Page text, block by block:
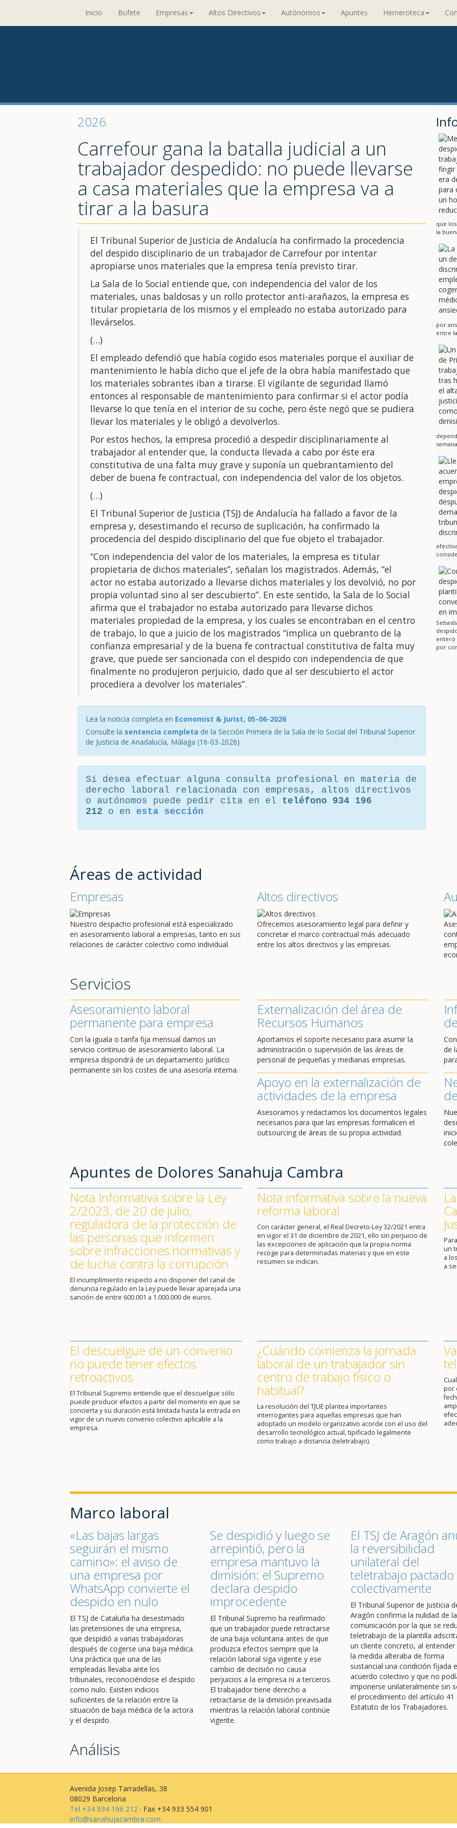
Inicio Bufete Empresas Altos Directivos Autónomos Apuntes Hemeroteca
2026
Carrefour gana la batalla judicial a un
trabajador despedido: no puede llevarse
a casa materiales que la empresa va a
tirar a la basura
El Tribunal Superior de Justicia de Andalucía ha confirmado la procedencia
del despido disciplinario de un trabajador de Carrefour por intentar
apropiarse unos materiales que la empresa tenía previsto tirar.
La Sala de lo Social entiende que, con independencia del valor de los
materiales, unas baldosas y un rollo protector anti-arañazos, la empresa es
titular propietaria de los mismos y el empleado no estaba autorizado para
llevárselos.
(…)
El empleado defendió que había cogido esos materiales porque el auxiliar de
mantenimiento le había dicho que el jefe de la obra había manifestado que
los materiales sobrantes iban a tirarse. El vigilante de seguridad llamó
entonces al responsable de mantenimiento para confirmar si el actor podía
llevarse lo que tenía en el interior de su coche, pero éste negó que se pudiera
llevar los materiales y le obligó a devolverlos.
Por estos hechos, la empresa procedió a despedir disciplinariamente al
trabajador al entender que, la conducta llevada a cabo por éste era
constitutiva de una falta muy grave y suponía un quebrantamiento del
deber de buena fe contractual, con independencia del valor de los objetos.
(…)
El Tribunal Superior de Justicia (TSJ) de Andalucía ha fallado a favor de la
empresa y, desestimando el recurso de suplicación, ha confirmado la
procedencia del despido disciplinario del que fue objeto el trabajador.
“Con independencia del valor de los materiales, la empresa es titular
propietaria de dichos materiales”, señalan los magistrados. Además, “el
actor no estaba autorizado a llevarse dichos materiales y los devolvió, no por
propia voluntad sino al ser descubierto”. En este sentido, la Sala de lo Social
afirma que el trabajador no estaba autorizado para llevarse dichos
materiales propiedad de la empresa, y los cuales se encontraban en el centro
de trabajo, lo que a juicio de los magistrados “implica un quebranto de la
confianza empresarial y de la buena fe contractual constitutiva de falta muy
grave, que puede ser sancionada con el despido con independencia de que
finalmente no produjeron perjuicio, dado que al ser descubierto el actor
procediera a devolver los materiales”.
Lea la noticia completa en Economist & Jurist, 05-06-2026
Consulte la sentencia completa de la Sección Primera de la Sala de lo Social del Tribunal Superior
de Justicia de Anadalucía, Málaga (16-03-2026)
Si desea efectuar alguna consulta profesional en materia de
derecho laboral relacionada con empresas, altos directivos
o autónomos puede pedir cita en el teléfono 934 196
212 o en esta sección
que
la
por
entre
enteró
por
Áreas de actividad
Empresas
Nuestro despacho profesional está especializado
en asesoramiento laboral a empresas, tanto en sus
relaciones de carácter colectivo como individual.
Altos directivos
Ofrecemos asesoramiento legal para definir y
concretar el marco contractual más adecuado
entre los altos directivos y las empresas.
Servicios
Asesoramiento laboral
permanente para empresa
Con la iguala o tarifa fija mensual damos un
servicio continuo de asesoramiento laboral. La
empresa dispondrá de un departamento jurídico
permanente sin los costes de una asesoría interna.
Externalización del área de
Recursos Humanos
Aportamos el soporte necesario para asumir la
administración o supervisión de las áreas de
personal de pequeñas y medianas empresas.
de
Apoyo en la externalización de
actividades de la empresa
Asesoramos y redactamos los documentos legales
necesarios para que las empresas formalicen el
outsourcing de áreas de su propia actividad.
Apuntes de Dolores Sanahuja Cambra
Nota Informativa sobre la Ley
2/2023, de 20 de julio,
reguladora de la protección de
las personas que informen
sobre infracciones normativas y
de lucha contra la corrupción
El incumplimiento respecto a no disponer del canal de
denuncia regulado en la Ley puede llevar aparejada una
sanción de entre 600.001 a 1.000.000 de euros.
Nota informativa sobre la nueva
reforma laboral
Con carácter general, el Real Decreto-Ley 32/2021 entra
en vigor el 31 de diciembre de 2021, ello sin perjuicio de
las excepciones de aplicación que la propia norma
recoge para determinadas materias y que en este
resumen se indican.
un
a
a
El descuelgue de un convenio
no puede tener efectos
retroactivos
El Tribunal Supremo entiende que el descuelgue sólo
puede producir efectos a partir del momento en que se
concierta y su duración está limitada hasta la entrada en
vigor de un nuevo convenio colectivo aplicable a la
empresa.
¿Cuándo comienza la jornada
laboral de un trabajador sin
centro de trabajo físico o
habitual?
La resolución del TJUE plantea importantes
interrogantes para aquellas empresas que han
adoptado un modelo organizativo acorde con el uso del
desarrollo tecnológico actual, tipificado legalmente
como trabajo a distancia (teletrabajo).
por
Marco laboral
«Las bajas largas
seguirán el mismo
camino»: el aviso de
una empresa por
WhatsApp convierte el
despido en nulo
El TSJ de Cataluña ha desestimado
las pretensiones de una empresa,
que despidió a varias trabajadoras
después de cogerse una baja médica.
Una práctica que una de las
empleadas llevaba ante los
tribunales, reconociéndose el despido
como nulo. Existen indicios
suficientes de la relación entre la
situación de baja médica de la actora
y el despido.
Se despidió y luego se
arrepintió, pero la
empresa mantuvo la
dimisión: el Supremo
declara despido
improcedente
El Tribunal Supremo ha reafirmado
que un trabajador puede retractarse
de una baja voluntaria antes de que
produzca efectos siempre que la
relación laboral siga vigente y ese
cambio de decisión no causa
perjuicios a la empresa ni a terceros.
El trabajador tiene derecho a
retractarse de la dimisión preavisada
mientras la relación laboral continúe
vigente.
El TSJ de Aragón
la reversibilidad
unilateral del
teletrabajo pactado
colectivamente
El Tribunal Superior de Justicia
Aragón confirma la nulidad de la
comunicación por la que se
teletrabajo de la plantilla
un cliente concreto, al entender
la medida alteraba de forma
sustancial una condición fijada
acuerdo colectivo y que no
imponerse unilateralmente sin
el procedimiento del artículo 41
Estatuto de los Trabajadores.
Análisis
Avenida Josep Tarradellas, 38
08029 Barcelona
Tel +34 934 196 212 · Fax +34 933 554 901
info@sanahujacambra.com